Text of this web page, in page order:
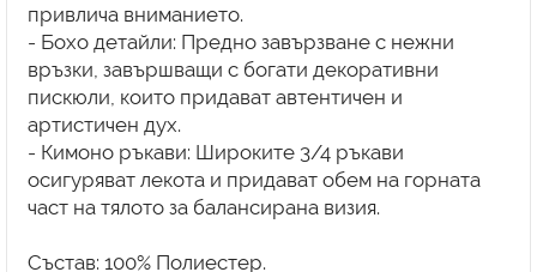
привлича вниманието.
- Бохо детайли: Предно завързване с нежни
връзки, завършващи с богати декоративни
пискюли, които придават автентичен и
артистичен дух.
- Кимоно ръкави: Широките 3/4 ръкави
осигуряват лекота и придават обем на горната
част на тялото за балансирана визия.
Състав: 100% Полиестер.